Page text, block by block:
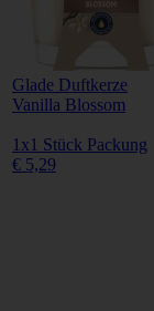
Glade Duftkerze
Vanilla Blossom
1x1 Stück Packung
€ 5,29